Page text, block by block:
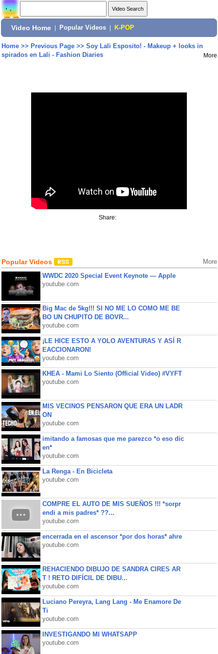
Video Home Popular Videos K-POP
Home>> Previous Page>> Soy Lali Esposito! - Makeup + looks in
spirados en Lali - Fashion Diaries
More
Share:
Popular Videos More
WWDC 2020 Special Event Keynote — Apple
youtube.com
Big Mac de 5kg!!! SI NO ME LO COMO ME BE
BO UN CHUPITO DE BOVR...
youtube.com
¡LE HICE ESTO A YOLO AVENTURAS Y ASÍ R
EACCIONARON!
youtube.com
KHEA - Mami Lo Siento (Official Video) #VYFT
youtube.com
MIS VECINOS PENSARON QUE ERA UN LADR
ON
youtube.com
imitando a famosas que me parezco *o eso dic
en*
youtube.com
La Renga - En Bicicleta
youtube.com
COMPRE EL AUTO DE MIS SUEÑOS !!! *sorpr
endi a mis padres* ??...
youtube.com
encerrada en el ascensor *por dos horas* ahre
youtube.com
REHACIENDO DIBUJO DE SANDRA CIRES AR
T ! RETO DIFÍCIL DE DIBU...
youtube.com
Luciano Pereyra, Lang Lang - Me Enamore De
Ti
youtube.com
INVESTIGANDO MI WHATSAPP
youtube.com